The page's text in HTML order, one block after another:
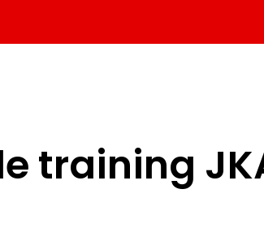
training